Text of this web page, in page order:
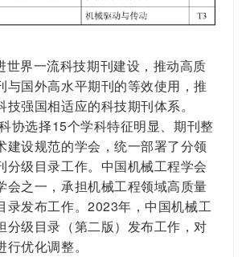
世界一流科技期刊建设，推动高质
与国外高水平期刊的等效使用，推
强国相适应的科技期刊体系。
协选择15个学科特征明显、期刊整
建设规范的学会，统一部署了分领
级目录工作。 中国机械工程学会
会之一，承担机械工程领域高质量
录发布工作。2023年，中国机械工
分级目录（第二版）发布工作，对
优化调整。